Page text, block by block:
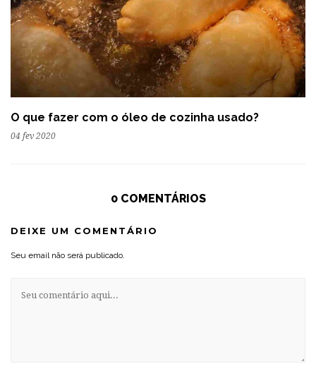
O que fazer com o óleo de cozinha usado?
04 fev 2020
0 COMENTÁRIOS
DEIXE UM COMENTÁRIO
Seu email não será publicado.